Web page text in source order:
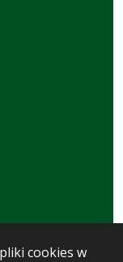
cookies w